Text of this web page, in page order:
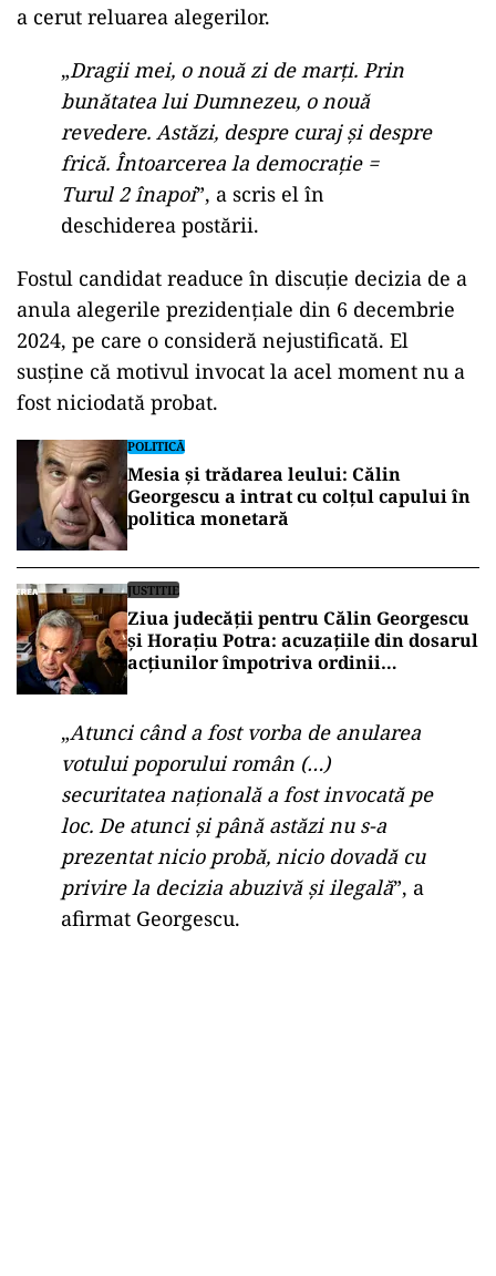
a cerut reluarea alegerilor.
„Dragii mei, o nouă zi de marți. Prin
bunătatea lui Dumnezeu, o nouă
revedere. Astăzi, despre curaj și despre
frică. Întoarcerea la democrație =
Turul 2 înapoi”, a scris el în
deschiderea postării.
Fostul candidat readuce în discuție decizia de a
anula alegerile prezidențiale din 6 decembrie
2024, pe care o consideră nejustificată. El
susține că motivul invocat la acel moment nu a
fost niciodată probat.
POLITICĂ
Mesia și trădarea leului: Călin
Georgescu a intrat cu colțul capului în
politica monetară
JUSTITIE
Ziua judecății pentru Călin Georgescu
și Horațiu Potra: acuzațiile din dosarul
acțiunilor împotriva ordinii
„Atunci când a fost vorba de anularea
votului poporului român (…)
securitatea națională a fost invocată pe
loc. De atunci și până astăzi nu s-a
prezentat nicio probă, nicio dovadă cu
privire la decizia abuzivă și ilegală”, a
afirmat Georgescu.